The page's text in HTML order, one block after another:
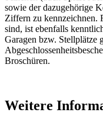
sowie der dazugehörige
Ziffern zu kennzeichnen.
sind, ist ebenfalls
Garagen bzw. Stellplätze
Broschüren.
Weitere